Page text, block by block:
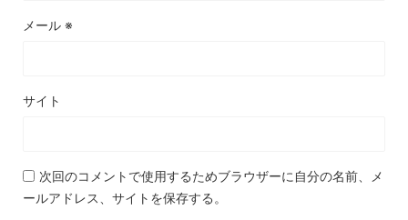
メール ※
サイト
次回のコメントで使用するためブラウザーに自分の名前、メ
ールアドレス、サイトを保存する。